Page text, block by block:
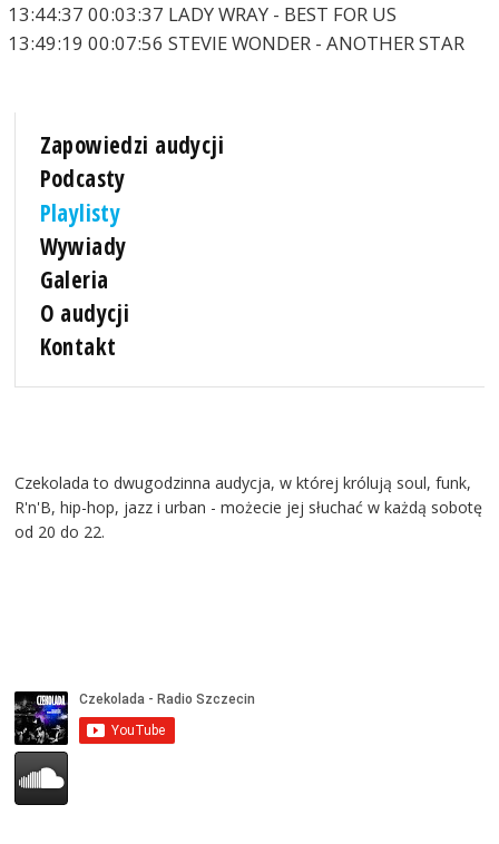
13:44:37 00:03:37 LADY WRAY - BEST FOR US
13:49:19 00:07:56 STEVIE WONDER - ANOTHER STAR
Zapowiedzi audycji
Podcasty
Playlisty
Wywiady
Galeria
O audycji
Kontakt
Czekolada to dwugodzinna audycja, w której królują soul, funk,
R'n'B, hip-hop, jazz i urban - możecie jej słuchać w każdą sobotę
od 20 do 22.